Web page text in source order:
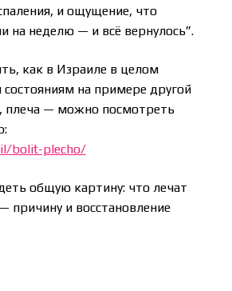
и ощущение, что
на неделю — и всё вернулось”.
как в Израиле в целом
на примере другой
плеча — можно посмотреть
bolit-plecho/
общую картину: что лечат
причину и восстановление